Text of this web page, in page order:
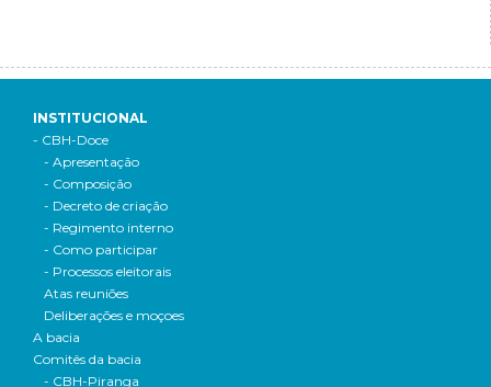
INSTITUCIONAL
- CBH-Doce
- Apresentação
- Composição
- Decreto de criação
- Regimento interno
- Como participar
- Processos eleitorais
Atas reuniões
Deliberações e moçoes
A bacia
Comitês da bacia
- CBH-Piranga